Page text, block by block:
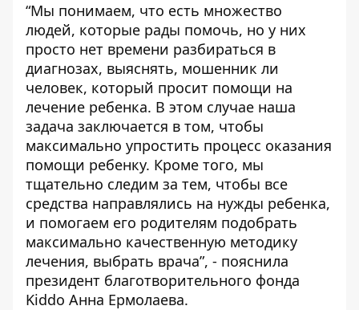
“Мы понимаем, что есть множество
людей, которые рады помочь, но у них
просто нет времени разбираться в
диагнозах, выяснять, мошенник ли
человек, который просит помощи на
лечение ребенка. В этом случае наша
задача заключается в том, чтобы
максимально упростить процесс оказания
помощи ребенку. Кроме того, мы
тщательно следим за тем, чтобы все
средства направлялись на нужды ребенка,
и помогаем его родителям подобрать
максимально качественную методику
лечения, выбрать врача”, - пояснила
президент благотворительного фонда
Kiddo Анна Ермолаева.